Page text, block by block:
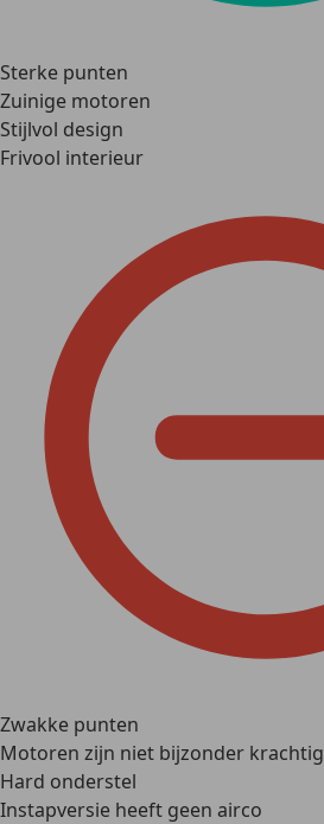
Sterke punten
Zuinige motoren
Stijlvol design
Frivool interieur
Zwakke punten
Motoren zijn niet bijzonder krachtig
Hard onderstel
Instapversie heeft geen airco